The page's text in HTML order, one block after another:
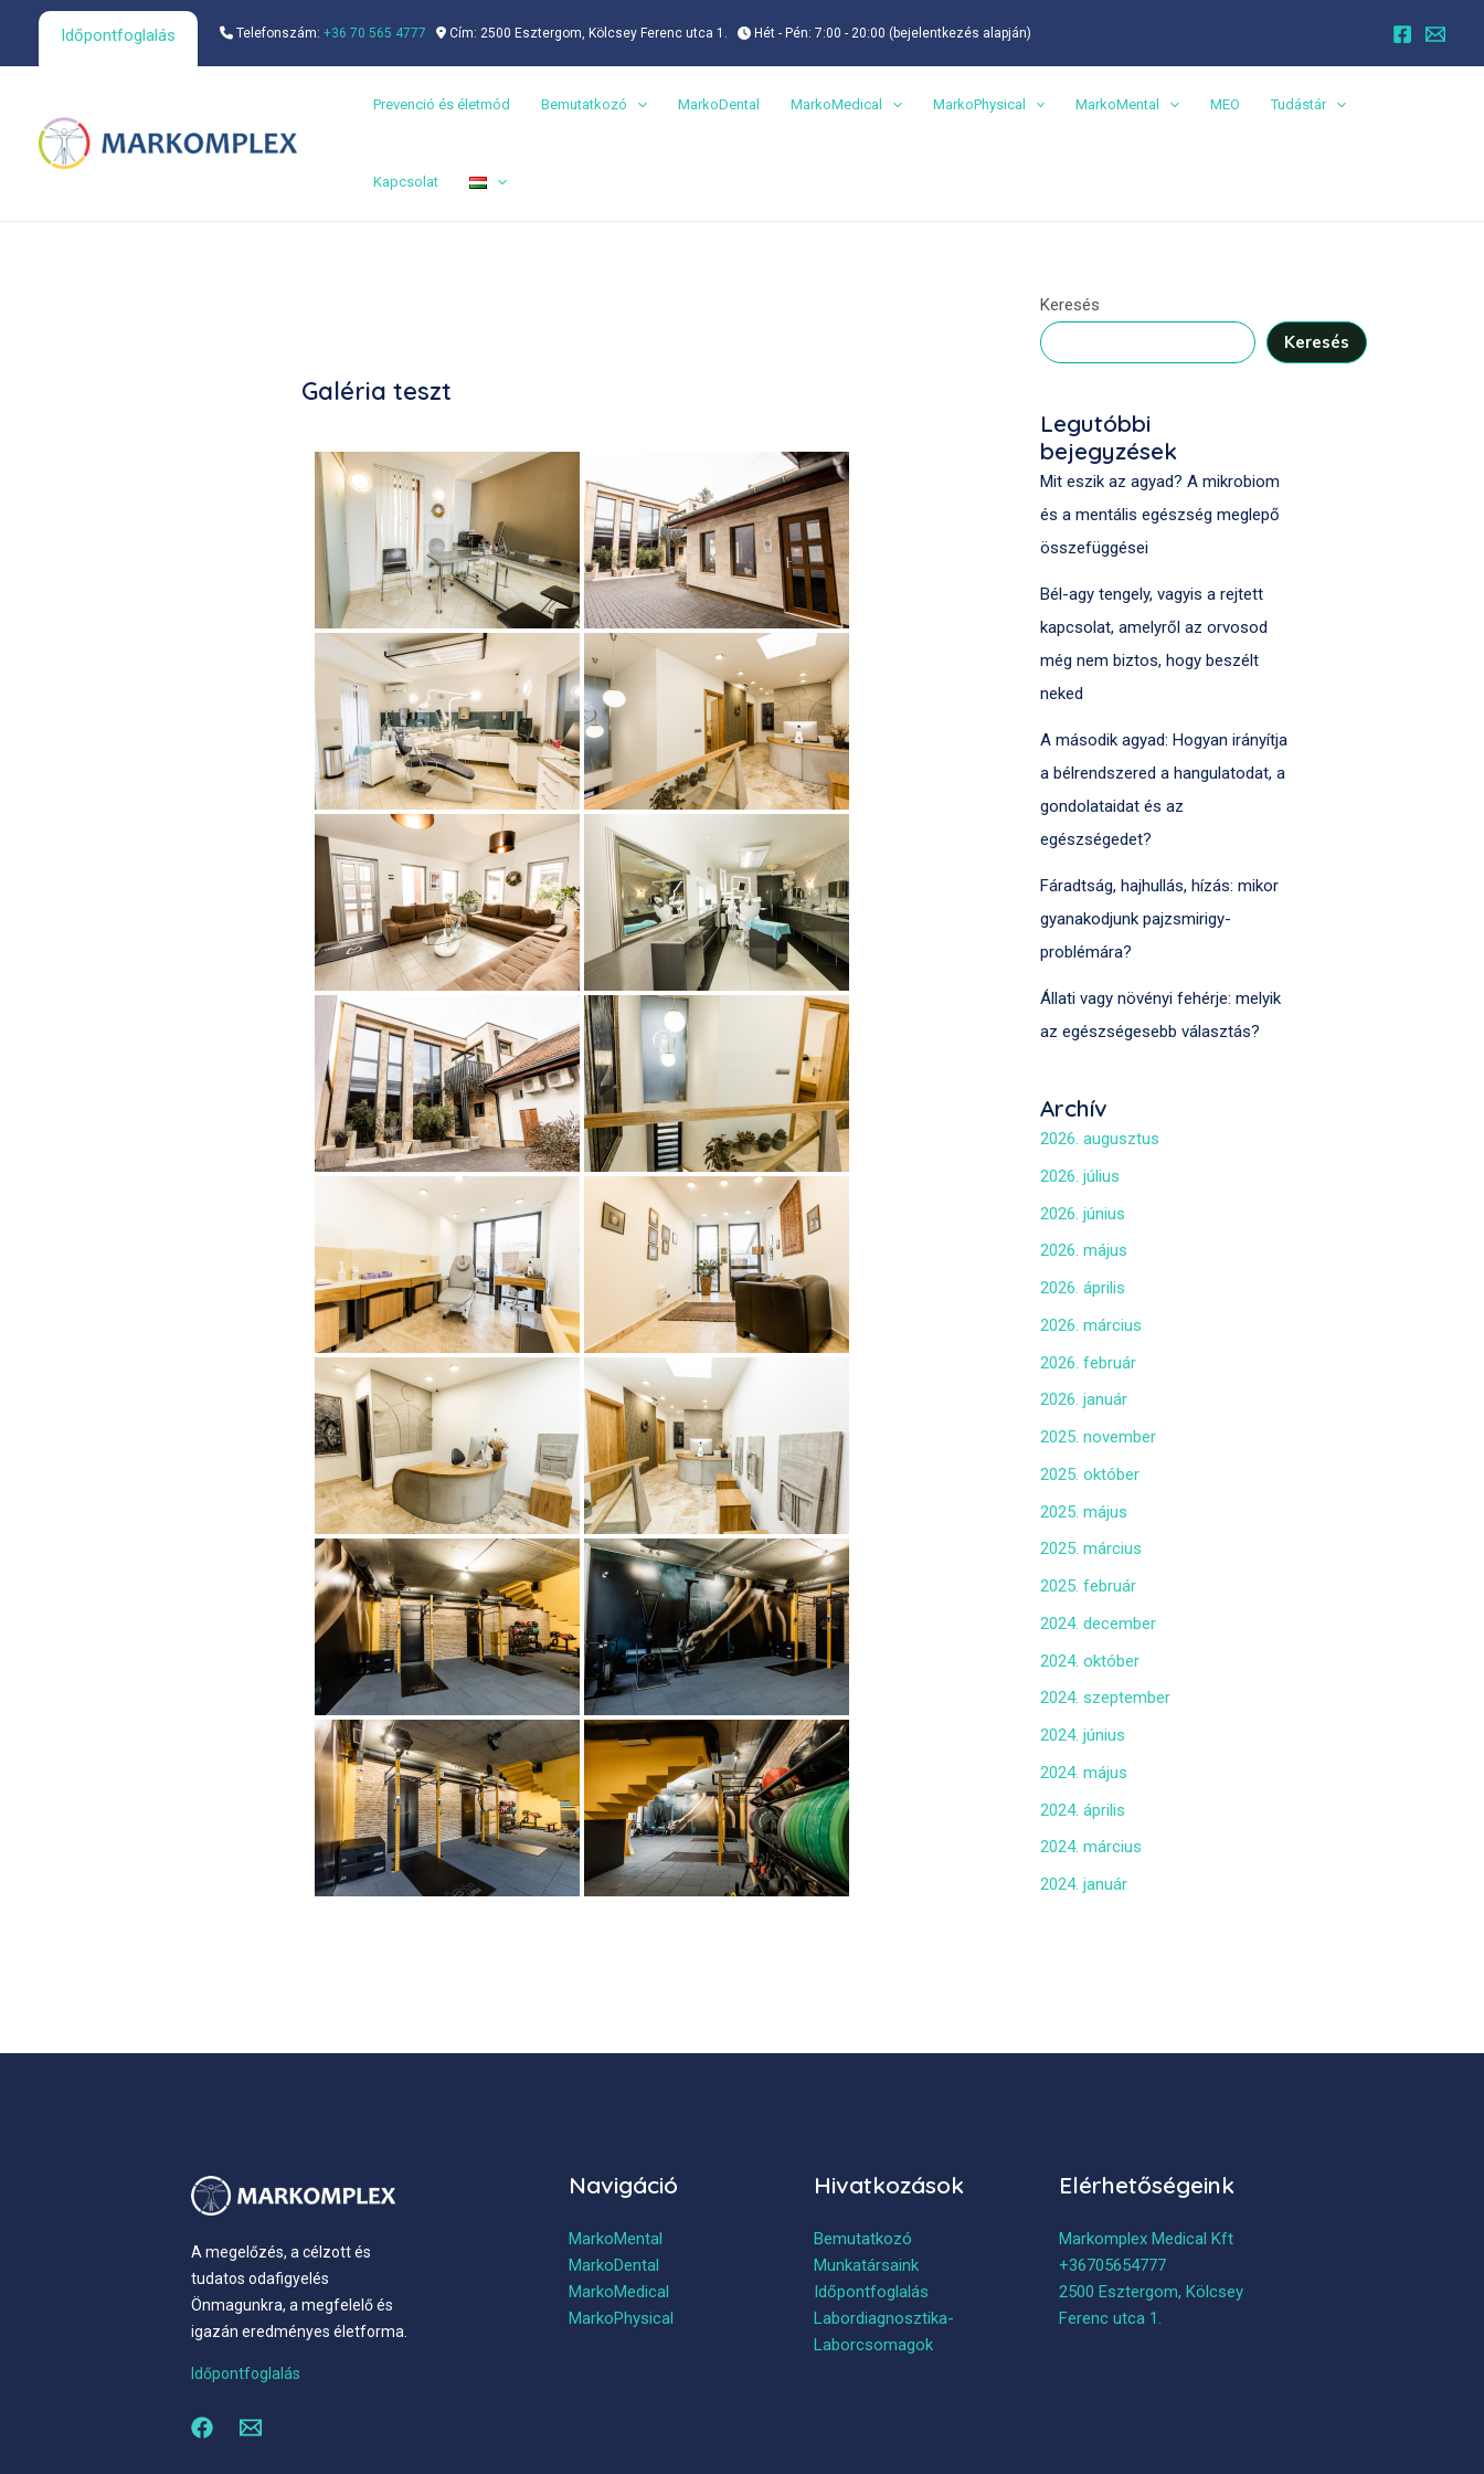
content
Időpontfoglalás Telefonszám: +36 70 565 4777 Cím: 2500 Esztergom, Kölcsey Ferenc utca 1. Hét - Pén: 7:00 - 20:00 (bejelentkezés alapján)
Prevenció és életmód Bemutatkozó MarkoDental MarkoMedical MarkoPhysical MarkoMental MEO Tudástár
Kapcsolat
Galéria teszt
Keresés
Keresés
Legutóbbi
bejegyzések
Mit eszik az agyad? A mikrobiom
és a mentális egészség meglepő
összefüggései
Bél-agy tengely, vagyis a rejtett
kapcsolat, amelyről az orvosod
még nem biztos, hogy beszélt
neked
A második agyad: Hogyan irányítja
a bélrendszered a hangulatodat, a
gondolataidat és az
egészségedet?
Fáradtság, hajhullás, hízás: mikor
gyanakodjunk pajzsmirigy-
problémára?
Állati vagy növényi fehérje: melyik
az egészségesebb választás?
Archív
2026. augusztus
2026. július
2026. június
2026. május
2026. április
2026. március
2026. február
2026. január
2025. november
2025. október
2025. május
2025. március
2025. február
2024. december
2024. október
2024. szeptember
2024. június
2024. május
2024. április
2024. március
2024. január
A megelőzés, a célzott és
tudatos odafigyelés
Önmagunkra, a megfelelő és
igazán eredményes életforma.
Időpontfoglalás
Navigáció
MarkoMental
MarkoDental
MarkoMedical
MarkoPhysical
Hivatkozások
Bemutatkozó
Munkatársaink
Időpontfoglalás
Labordiagnosztika-
Laborcsomagok
Elérhetőségeink
Markomplex Medical Kft
+36705654777
2500 Esztergom, Kölcsey
Ferenc utca 1.